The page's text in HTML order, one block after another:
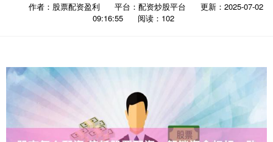
作者：股票配资盈利 平台：配资炒股平台
更新：2025-07-02
09:16:55
阅读：102